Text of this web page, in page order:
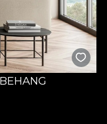
basis heeft: een niet-
biedt en de